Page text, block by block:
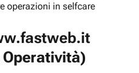
operazioni in selfcare